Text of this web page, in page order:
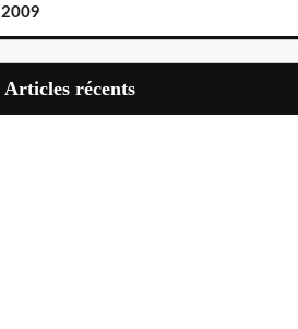
2009
articles récents